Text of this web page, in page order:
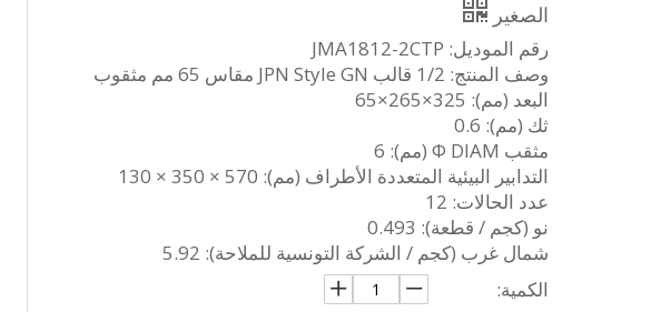
الصغير
رقم الموديل: JMA1812-2CTP
وصف المنتج: 1/2 قالب JPN Style GN مقاس 65 مم مثقوب
البعد (مم): 325×265×65
ثك (مم): 0.6
مثقب Φ DIAM (مم): 6
التدابير البيئية المتعددة الأطراف (مم): 570 × 350 × 130
عدد الحالات: 12
نو (كجم / قطعة): 0.493
شمال غرب (كجم / الشركة التونسية للملاحة): 5.92
الكمية: